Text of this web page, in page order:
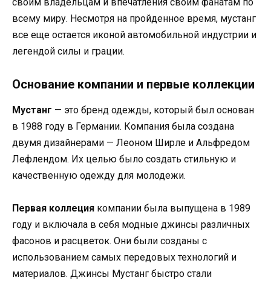
своим владельцам и впечатления своим фанатам по
всему миру. Несмотря на пройденное время, мустанг
все еще остается иконой автомобильной индустрии и
легендой силы и грации.
Основание компании и первые коллекции
Мустанг — это бренд одежды, который был основан
в 1988 году в Германии. Компания была создана
двумя дизайнерами — Леоном Ширле и Альфредом
Лефлендом. Их целью было создать стильную и
качественную одежду для молодежи.
Первая коллеция компании была выпущена в 1989
году и включала в себя модные джинсы различных
фасонов и расцветок. Они были созданы с
использованием самых передовых технологий и
материалов. Джинсы Мустанг быстро стали